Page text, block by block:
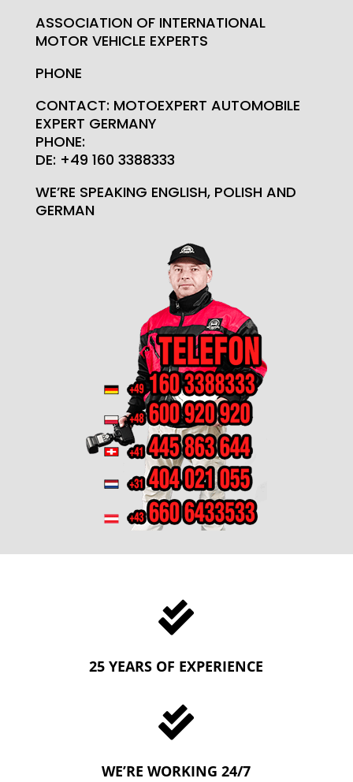
ASSOCIATION OF INTERNATIONAL
MOTOR VEHICLE EXPERTS
PHONE
CONTACT: MOTOEXPERT AUTOMOBILE
EXPERT GERMANY
PHONE:
DE: +49 160 3388333
WE’RE SPEAKING ENGLISH, POLISH AND
GERMAN

25 YEARS OF EXPERIENCE

WE’RE WORKING 24/7